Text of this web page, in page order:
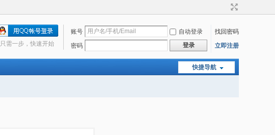
账号 自动登录
找回密码
密码
登录 立即注册
只需一步，快速开始
快捷导航